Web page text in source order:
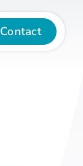
Contact